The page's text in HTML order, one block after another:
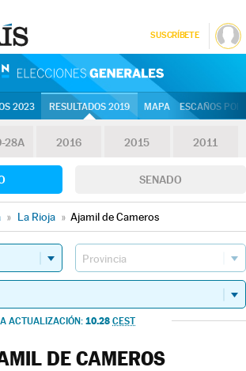
SUSCRÍBETE
2023 RESULTADOS 2019 MAPA ESCAÑOS
28A 2016 2015 2011
SENADO
» La Rioja » Ajamil de Cameros
ACTUALIZACIÓN: 10.28 CEST
DE CAMEROS